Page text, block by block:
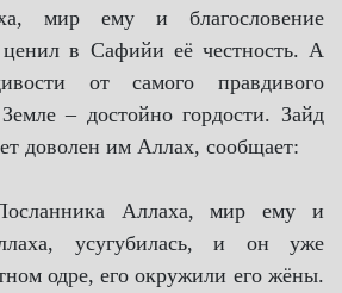
мир ему и благословение
в Сафийи её честность. А
от самого правдивого
– достойно гордости. Зайд
доволен им Аллах, сообщает:
Аллаха, мир ему и
усугубилась, и он уже
одре, его окружили его жёны.